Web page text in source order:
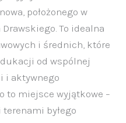
położonego w
To idealna
i średnich, które
od wspólnej
i aktywnego
to miejsce wyjątkowe –
byłego